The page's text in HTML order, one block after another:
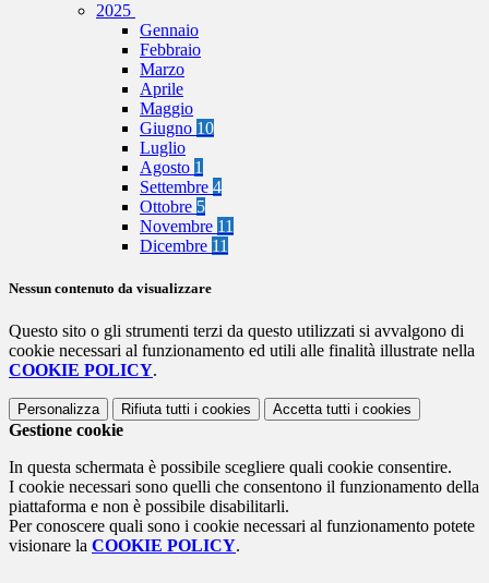
2025
Gennaio
Febbraio
Marzo
Aprile
Maggio
Giugno 10
Luglio
Agosto 1
Settembre 4
Ottobre 5
Novembre 11
Dicembre 11
Nessun contenuto da visualizzare
Questo sito o gli strumenti terzi da questo utilizzati si avvalgono di
cookie necessari al funzionamento ed utili alle finalità illustrate nella
COOKIE POLICY.
Personalizza Rifiuta tutti i cookies Accetta tutti i cookies
Gestione cookie
In questa schermata è possibile scegliere quali cookie consentire.
I cookie necessari sono quelli che consentono il funzionamento della
piattaforma e non è possibile disabilitarli.
Per conoscere quali sono i cookie necessari al funzionamento potete
visionare la COOKIE POLICY.